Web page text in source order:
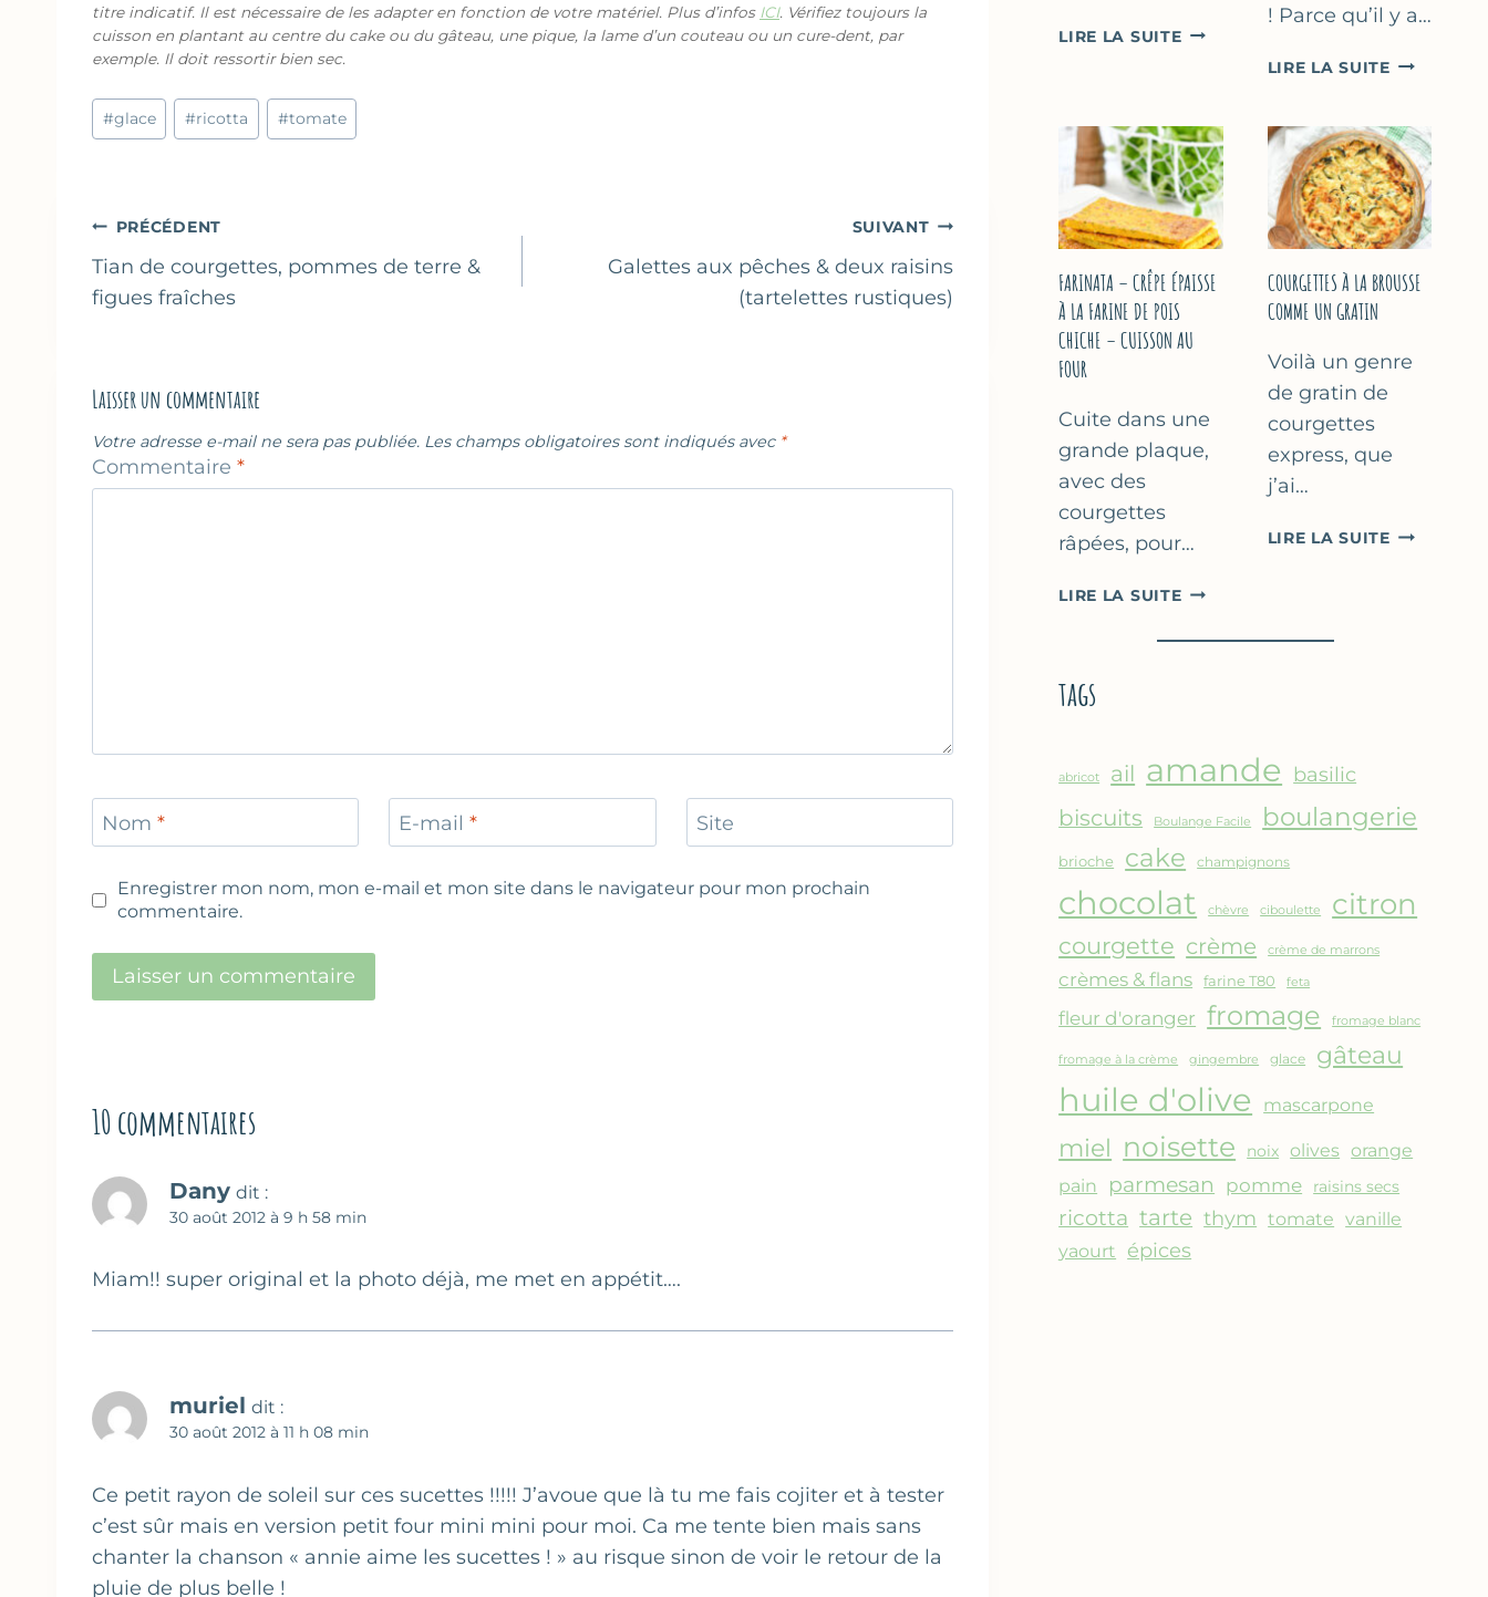
titre indicatif. Il est nécessaire de les adapter en fonction de votre matériel. Plus d’infos ICI. Vérifiez toujours la
cuisson en plantant au centre du cake ou du gâteau, une pique, la lame d’un couteau ou un cure-dent, par
exemple. Il doit ressortir bien sec.
Étiquettes
de
#glace #ricotta #tomate
Navigation
de
l’article
PRÉCÉDENT
Tian de courgettes, pommes de terre &
figues fraîches
SUIVANT
Galettes aux pêches & deux raisins
(tartelettes rustiques)
Laisser un commentaire
Votre adresse e-mail ne sera pas publiée. Les champs obligatoires sont indiqués avec *
Commentaire *
Nom * E-mail* Site
Enregistrer mon nom, mon e-mail et mon site dans le navigateur pour mon prochain
commentaire.
10 commentaires
Dany dit :
30 août 2012 à 9 h 58 min
Miam!! super original et la photo déjà, me met en appétit….
muriel dit :
30 août 2012 à 11 h 08 min
Ce petit rayon de soleil sur ces sucettes !!!!! J’avoue que là tu me fais cojiter et à tester
c’est sûr mais en version petit four mini mini pour moi. Ca me tente bien mais sans
chanter la chanson « annie aime les sucettes ! » au risque sinon de voir le retour de la
pluie de plus belle !
LIRE LA SUITEBÂTONNETS
&
YAOURT
GREC
–
SANS
! Parce qu’il y a…
LIRE LA SUITEBEIGNETS
À
LA
BIÈRE
–
COMME
MARSEILLE
FARINATA – CRÊPE ÉPAISSE
À LA FARINE DE POIS
CHICHE – CUISSON AU
FOUR
Cuite dans une
grande plaque,
avec des
courgettes
râpées, pour…
LIRE LA SUITEFARINATA
CRÊPE
DE
CHICHE
CUISSON
AU
FOUR
COURGETTES À LA BROUSSE
COMME UN GRATIN
Voilà un genre
de gratin de
courgettes
express, que
j’ai…
LIRE LA SUITE
tags
abricot ail amande basilic
biscuits Boulange Facile boulangerie
brioche cake champignons
chocolat chèvre ciboulette citron
courgette crème crème de marrons
crèmes & flans farine T80 feta
fleur d'oranger fromage fromage blanc
fromage à la crème gingembre glace gâteau
huile d'olive mascarpone
miel noisette noix olives orange
pain
parmesan pomme raisins secs
ricotta tarte thym tomate vanille
yaourt épices